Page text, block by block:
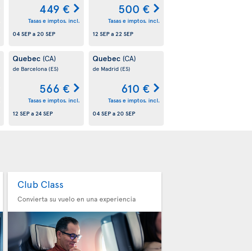
449 €
Tasas e imptos. incl.
04 SEPa20 SEP
500 €
Tasas e imptos. incl.
12 SEPa22 SEP
Quebec (CA)
de Barcelona(ES)
566 €
Tasas e imptos. incl.
12 SEPa24 SEP
Quebec (CA)
de Madrid(ES)
610 €
Tasas e imptos. incl.
04 SEPa20 SEP
Club Class
Convierta su vuelo en una experiencia